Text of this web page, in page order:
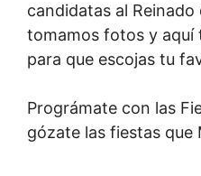
candidatas al Reinado
tomamos fotos y aquí
para que escojas tu
Prográmate con las
gózate las fiestas